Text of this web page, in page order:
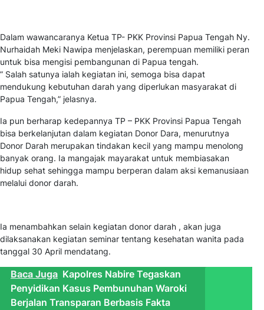
Dalam wawancaranya Ketua TP- PKK Provinsi Papua Tengah Ny.
Nurhaidah Meki Nawipa menjelaskan, perempuan memiliki peran
untuk bisa mengisi pembangunan di Papua tengah.
” Salah satunya ialah kegiatan ini, semoga bisa dapat
mendukung kebutuhan darah yang diperlukan masyarakat di
Papua Tengah,” jelasnya.
Ia pun berharap kedepannya TP – PKK Provinsi Papua Tengah
bisa berkelanjutan dalam kegiatan Donor Dara, menurutnya
Donor Darah merupakan tindakan kecil yang mampu menolong
banyak orang. Ia mangajak mayarakat untuk membiasakan
hidup sehat sehingga mampu berperan dalam aksi kemanusiaan
melalui donor darah.
Ia menambahkan selain kegiatan donor darah , akan juga
dilaksanakan kegiatan seminar tentang kesehatan wanita pada
tanggal 30 April mendatang.
Baca Juga Kapolres Nabire Tegaskan
Penyidikan Kasus Pembunuhan Waroki
Berjalan Transparan Berbasis Fakta